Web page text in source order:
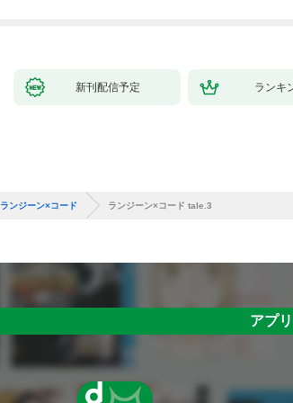
新刊配信予定 ランキ
ランジーン×コード ランジーン×コード tale.3
アプ